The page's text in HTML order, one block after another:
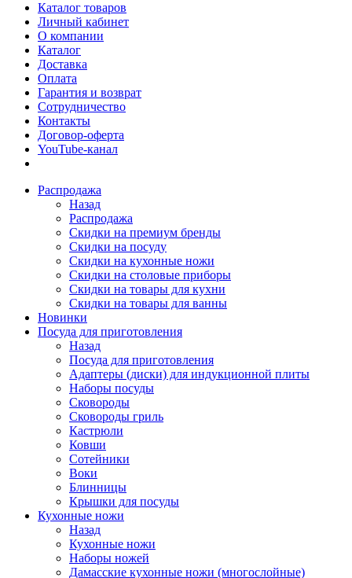
Каталог товаров
Личный кабинет
О компании
Каталог
Доставка
Оплата
Гарантия и возврат
Сотрудничество
Контакты
Договор-оферта
YouTube-канал
Распродажа
Назад
Распродажа
Скидки на премиум бренды
Скидки на посуду
Скидки на кухонные ножи
Скидки на столовые приборы
Скидки на товары для кухни
Скидки на товары для ванны
Новинки
Посуда для приготовления
Назад
Посуда для приготовления
Адаптеры (диски) для индукционной плиты
Наборы посуды
Сковороды
Сковороды гриль
Кастрюли
Ковши
Сотейники
Воки
Блинницы
Крышки для посуды
Кухонные ножи
Назад
Кухонные ножи
Наборы ножей
Дамасские кухонные ножи (многослойные)